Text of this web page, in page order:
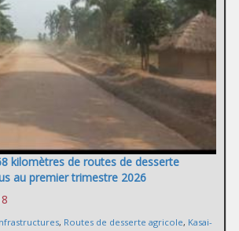
kilomètres de routes de desserte
au premier trimestre 2026
, Routes de desserte agricole, Kasai-